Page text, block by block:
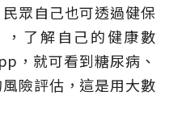
眾自己也可透過健保
了解自己的健康數
，就可看到糖尿病、
險評估，這是用大數